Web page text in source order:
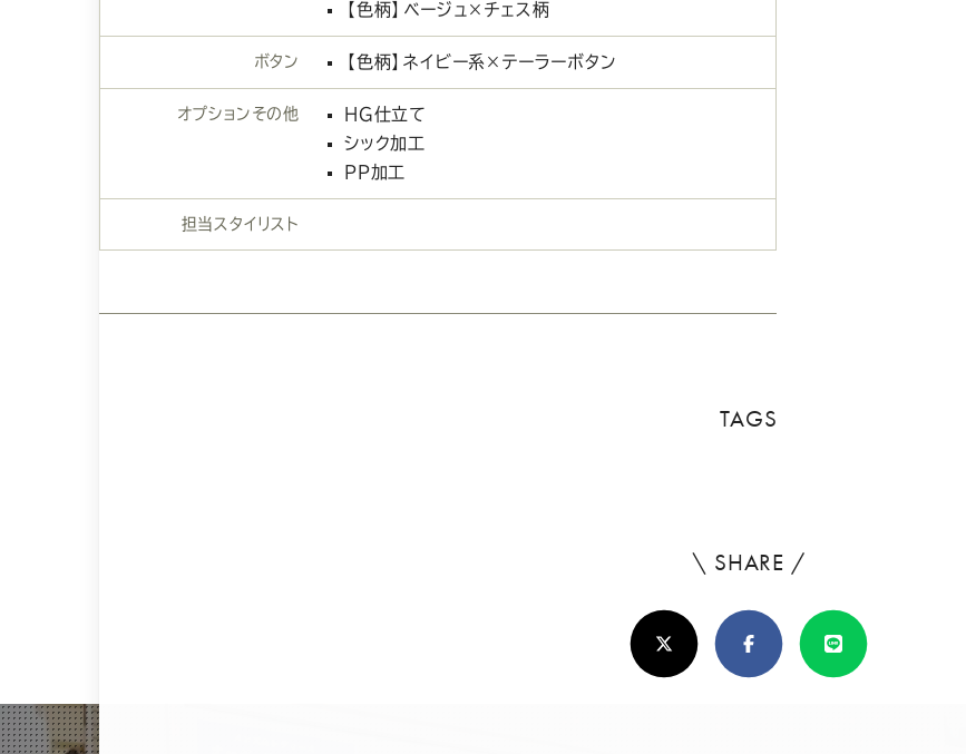
【色柄】ベージュ×チェス柄
ボタン 【色柄】ネイビー系×テーラーボタン
オプションその他
HG仕立て
シック加工
PP加工
担当スタイリスト
TAGS
\ SHARE /
ろ
し
け
X(Twitter)FacebookLine